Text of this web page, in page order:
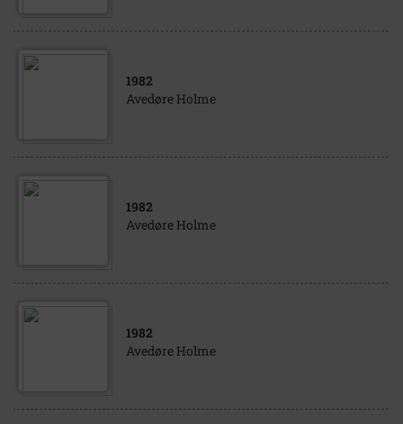
1982
Avedøre Holme
1982
Avedøre Holme
1982
Avedøre Holme